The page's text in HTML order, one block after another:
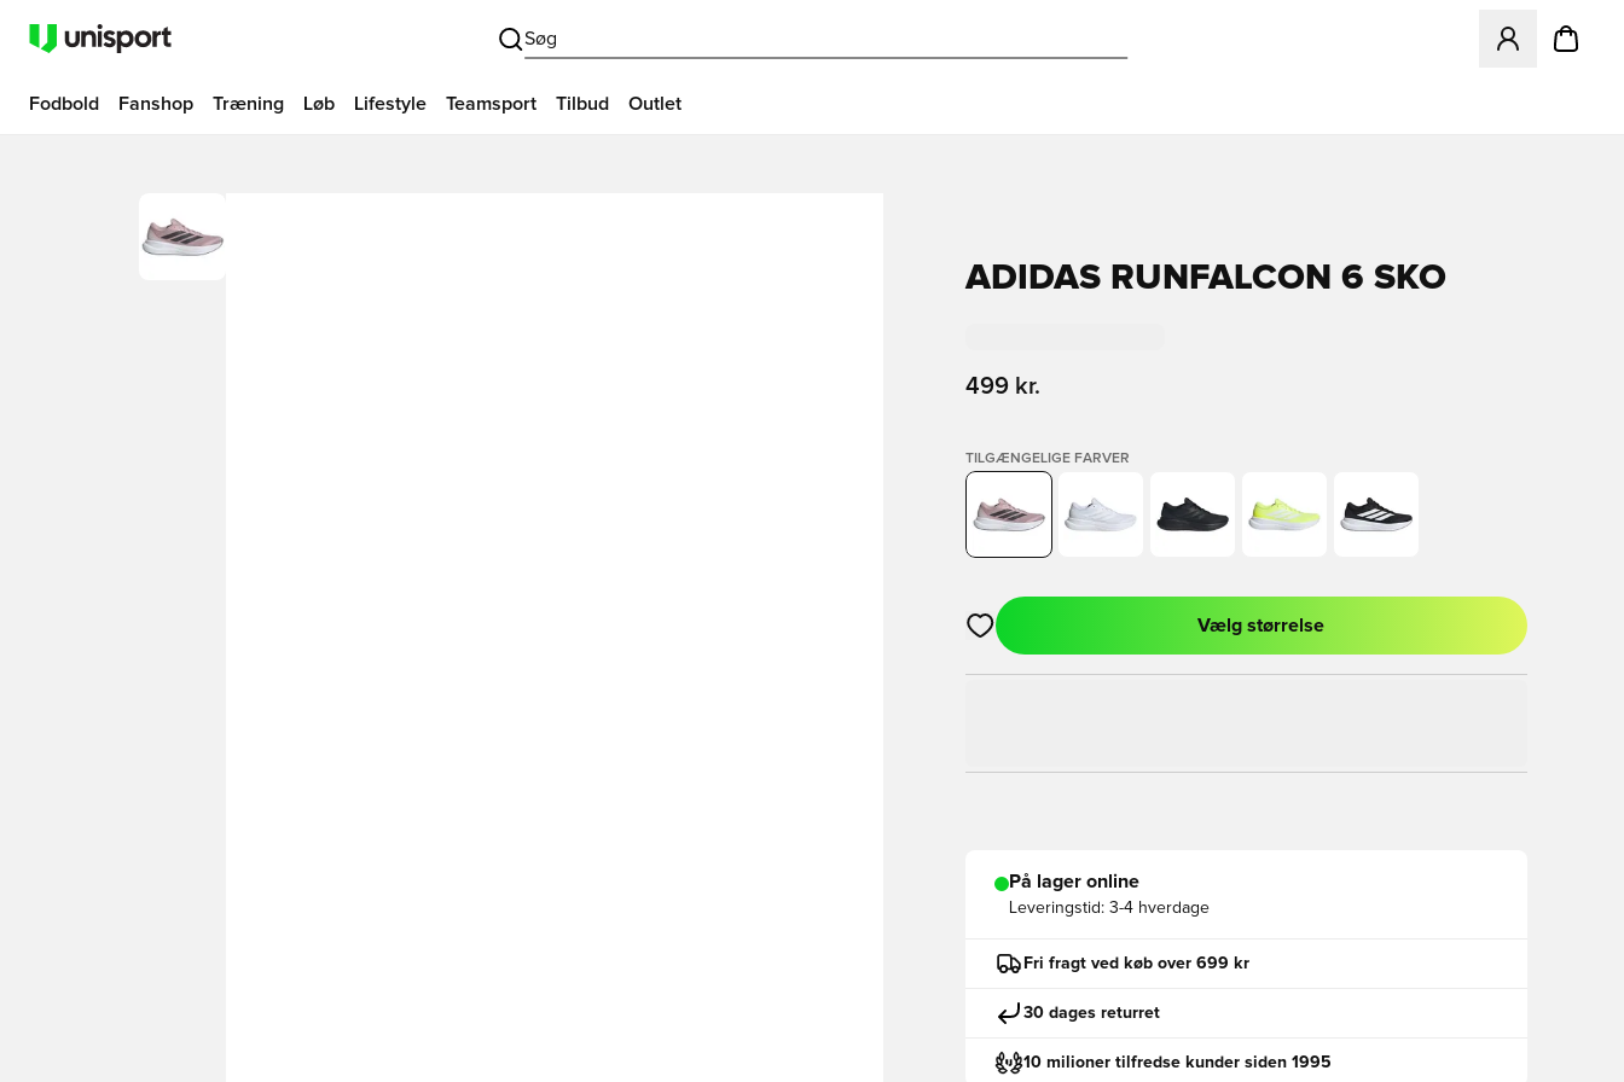
Søg
Åbner en
Fodbold Fanshop Træning Løb Lifestyle Teamsport Tilbud Outlet
ADIDAS RUNFALCON 6 SKO
499 kr.
TILGÆNGELIGE FARVER
Åbner en Modal til at logge ind eller tilmelde dig som medlem
Vælg størrelse
På lager online
Leveringstid: 3-4 hverdage
Fri fragt ved køb over 699 kr
30 dages returret
10 milioner tilfredse kunder siden 1995